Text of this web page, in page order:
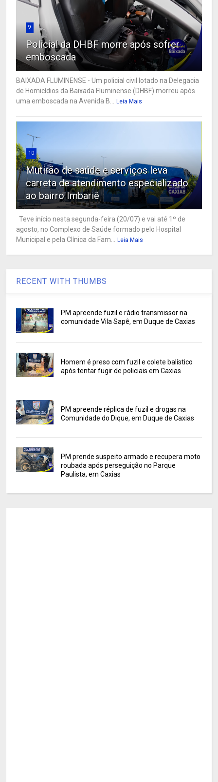
9
Policial da DHBF morre após sofrer
emboscada
BAIXADA FLUMINENSE - Um policial civil lotado na Delegacia
de Homicídios da Baixada Fluminense (DHBF) morreu após
uma emboscada na Avenida B... Leia Mais
10
Mutirão de saúde e serviços leva
carreta de atendimento especializado
ao bairro Imbariê
Teve início nesta segunda-feira (20/07) e vai até 1º de
agosto, no Complexo de Saúde formado pelo Hospital
Municipal e pela Clínica da Fam... Leia Mais
RECENT WITH THUMBS
PM apreende fuzil e rádio transmissor na
comunidade Vila Sapê, em Duque de Caxias
Homem é preso com fuzil e colete balístico
após tentar fugir de policiais em Caxias
PM apreende réplica de fuzil e drogas na
Comunidade do Dique, em Duque de Caxias
PM prende suspeito armado e recupera moto
roubada após perseguição no Parque
Paulista, em Caxias